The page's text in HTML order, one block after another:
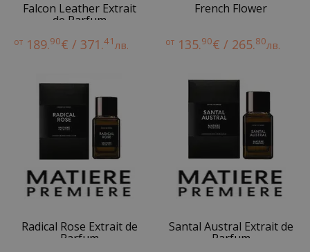
Falcon Leather Extrait
de Parfum
от 189.90€ / 371.41лв.
French Flower
от 135.90€ / 265.80лв.
Radical Rose Extrait de
Parfum
Santal Austral Extrait de
Parfum